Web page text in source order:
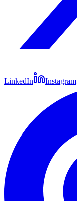
LinkedIn Instagram